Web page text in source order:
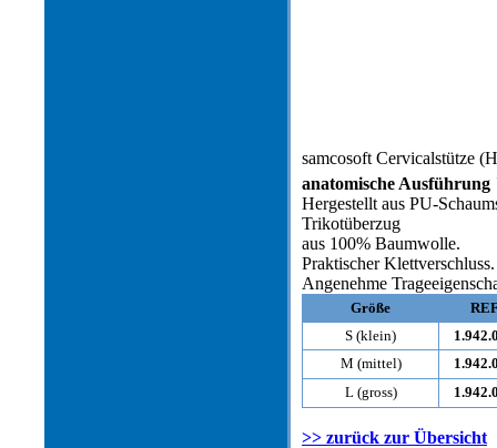
samcosoft Cervicalstütze
anatomische
Hergestellt aus PU-
Trikotüberzug
aus 100% Baumwolle.
Praktischer Klettverschluss.
Angenehme
Größe
S (klein)
M (mittel)
L (gross)
>> zurück zur Übersicht